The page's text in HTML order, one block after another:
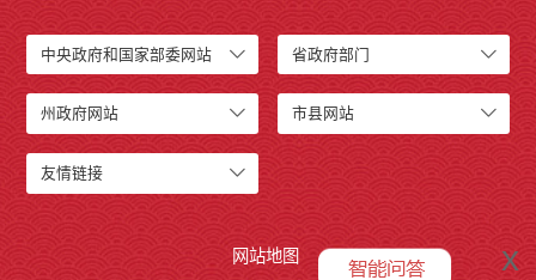
中央政府和国家部委网站 省政府部门
州政府网站 市县网站
友情链接
x
网站地图